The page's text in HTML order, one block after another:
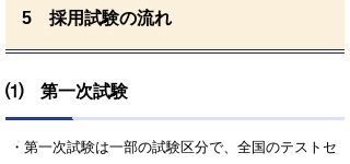
5 採用試験の流れ
⑴ 第一次試験
・第一次試験は一部の試験区分で、全国のテストセ